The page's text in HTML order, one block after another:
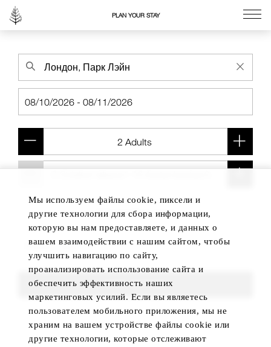
PLAN YOUR STAY
Add another room
FIND ROOMS
Мы используем файлы cookie, пиксели и
другие технологии для сбора информации,
которую вы нам предоставляете, и данных о
вашем взаимодействии с нашим сайтом, чтобы
улучшить навигацию по сайту,
проанализировать использование сайта и
обеспечить эффективность наших
маркетинговых усилий. Если вы являетесь
пользователем мобильного приложения, мы не
храним на вашем устройстве файлы cookie или
другие технологии, которые отслеживают